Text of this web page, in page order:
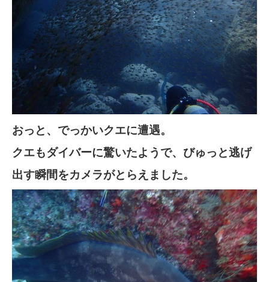
おっと、でっかいクエに遭遇。
クエもダイバーに驚いたようで、びゅっと逃げ
出す瞬間をカメラがとらえました。